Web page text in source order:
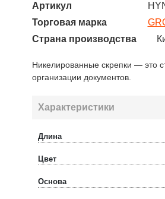
Артикул
Торговая марка
Страна производства
Никелированные скрепки — это
организации документов.
Характеристики
Длина
Цвет
Основа